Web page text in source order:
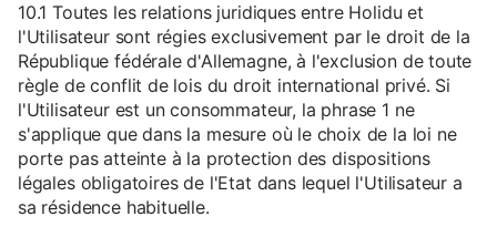
10.1 Toutes les relations juridiques entre Holidu et
l'Utilisateur sont régies exclusivement par le droit de la
République fédérale d'Allemagne, à l'exclusion de toute
règle de conflit de lois du droit international privé. Si
l'Utilisateur est un consommateur, la phrase 1 ne
s'applique que dans la mesure où le choix de la loi ne
porte pas atteinte à la protection des dispositions
légales obligatoires de l'Etat dans lequel l'Utilisateur a
sa résidence habituelle.